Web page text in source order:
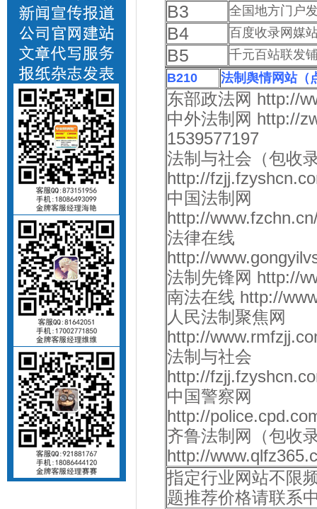
B3 全国地方门户
B4 百度收录网媒
B5
千元百站联发
B210
法制舆情网站（
东部政法网 http://
中外法制网 http://
1539577197
法制与社会（包收
http://
中国法制网
http://
法律在线
http://
法制先锋网 http://
南法在线 http://
人民法制聚焦网
http://
法制与社会
http://
中国警察网
http://
齐鲁法制网（包收
http://
指定行业网站不限
题推荐价格请联系